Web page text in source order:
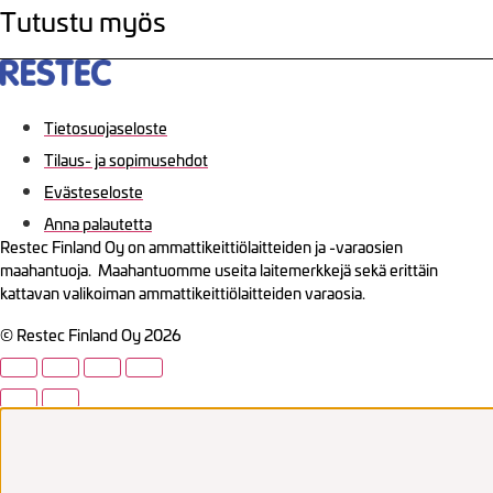
Tutustu myös
Tietosuojaseloste
Tilaus- ja sopimusehdot
Evästeseloste
Anna palautetta
Restec Finland Oy on ammattikeittiölaitteiden ja -varaosien
maahantuoja. Maahantuomme useita laitemerkkejä sekä erittäin
kattavan valikoiman ammattikeittiölaitteiden varaosia.
© Restec Finland Oy 2026